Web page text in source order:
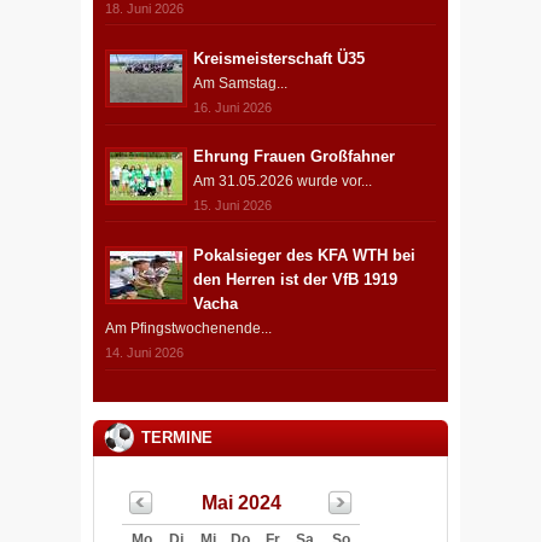
18. Juni 2026
Kreismeisterschaft Ü35
Am Samstag...
16. Juni 2026
Ehrung Frauen Großfahner
Am 31.05.2026 wurde vor...
15. Juni 2026
Pokalsieger des KFA WTH bei
den Herren ist der VfB 1919
Vacha
Am Pfingstwochenende...
14. Juni 2026
TERMINE
Mai 2024